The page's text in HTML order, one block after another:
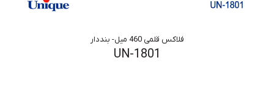
فلاکس قلمی 460 میل- بنددار
UN-1801